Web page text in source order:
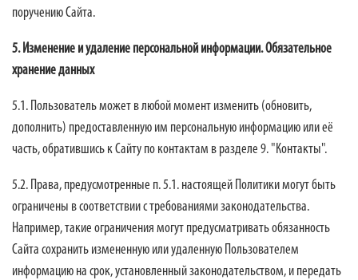
поручению Сайта.
5. Изменение и удаление персональной информации. Обязательное
хранение данных
5.1. Пользователь может в любой момент изменить (обновить,
дополнить) предоставленную им персональную информацию или её
часть, обратившись к Сайту по контактам в разделе 9. "Контакты".
5.2. Права, предусмотренные п. 5.1. настоящей Политики могут быть
ограничены в соответствии с требованиями законодательства.
Например, такие ограничения могут предусматривать обязанность
Сайта сохранить измененную или удаленную Пользователем
информацию на срок, установленный законодательством, и передать